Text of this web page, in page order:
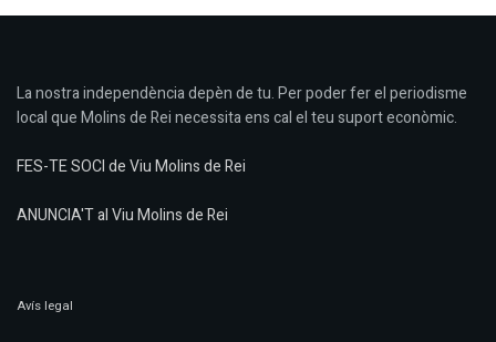
La nostra independència depèn de tu. Per poder fer el periodisme
local que Molins de Rei necessita ens cal el teu suport econòmic.
FES-TE SOCI de Viu Molins de Rei
ANUNCIA'T al Viu Molins de Rei
Avís legal